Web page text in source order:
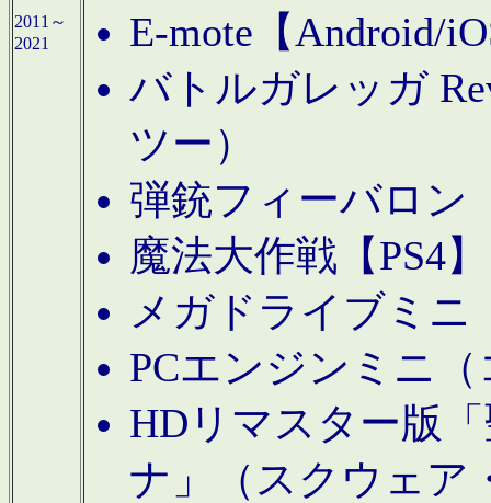
2011～
2021
E-mote【Android/
バトルガレッガ
ツー）
弾銃フィーバロン
魔法大作戦【PS4
メガドライブミニ
PCエンジンミニ
HDリマスター版
ナ」（スクウェア